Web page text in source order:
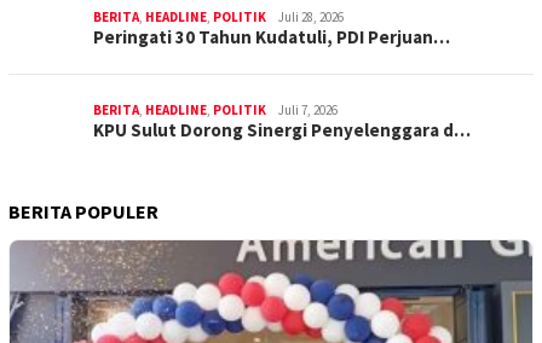
BERITA, HEADLINE, POLITIK Juli 28, 2026
Peringati 30 Tahun Kudatuli, PDI Perjuan…
BERITA, HEADLINE, POLITIK Juli 7, 2026
KPU Sulut Dorong Sinergi Penyelenggara d…
BERITA POPULER